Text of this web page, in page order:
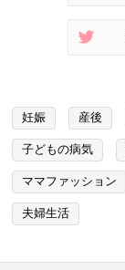
妊娠 産後
子どもの病気
ママファッション
夫婦生活